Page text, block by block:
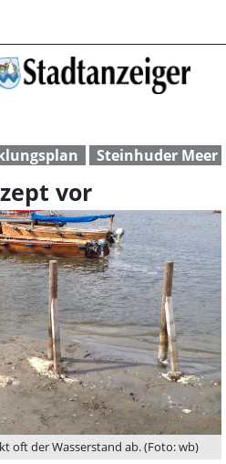
Region legt
Steinhuder Meer
vor
oft der Wasserstand ab. (Foto: wb)